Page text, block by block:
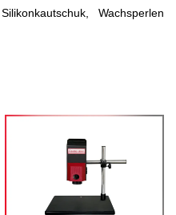
Wachsperlen